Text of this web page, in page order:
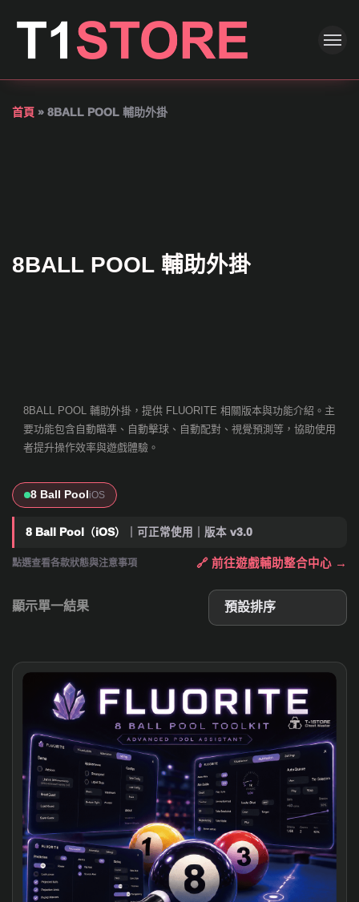
首頁 » 8BALL POOL 輔助外掛
8BALL POOL 輔助外掛
8BALL POOL 輔助外掛，提供 FLUORITE 相關版本與功能介紹。主
要功能包含自動瞄準、自動擊球、自動配對、視覺預測等，協助使用
者提升操作效率與遊戲體驗。
8 Ball PooliOS
8 Ball Pool（iOS） ｜可正常使用｜版本 v3.0
點選查看各款狀態與注意事項 🔗 前往遊戲輔助整合中心 →
顯示單一結果